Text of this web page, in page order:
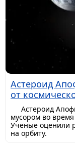
Астероид
от
Астероид
мусором во
Ученые оценили
на орбиту.